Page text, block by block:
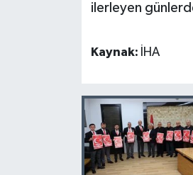
ilerleyen
Kaynak: İHA